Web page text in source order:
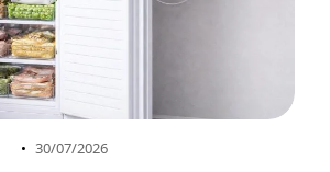
30/07/2026